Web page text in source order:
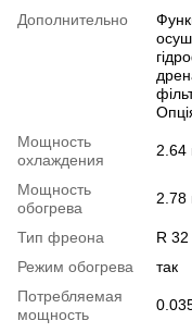
Дополнительно
Мощность
охлаждения
2.64
Мощность
обогрева
2.78
Тип фреона
R 32
Режим обогрева
так
Потребляемая
мощность